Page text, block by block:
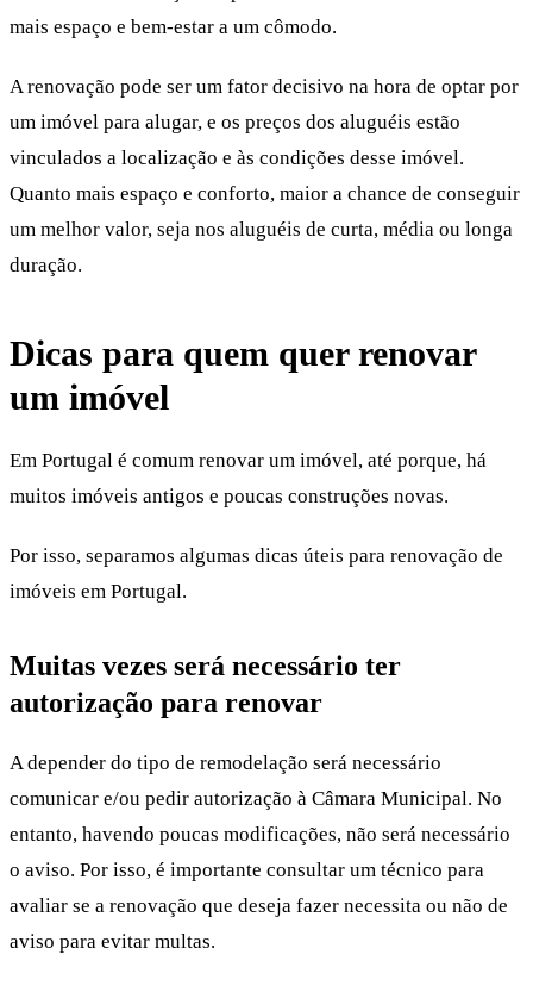
mais espaço e bem-estar a um cômodo.
A renovação pode ser um fator decisivo na hora de optar por
um imóvel para alugar, e os preços dos aluguéis estão
vinculados a localização e às condições desse imóvel.
Quanto mais espaço e conforto, maior a chance de conseguir
um melhor valor, seja nos aluguéis de curta, média ou longa
duração.
Dicas para quem quer renovar
um imóvel
Em Portugal é comum renovar um imóvel, até porque, há
muitos imóveis antigos e poucas construções novas.
Por isso, separamos algumas dicas úteis para renovação de
imóveis em Portugal.
Muitas vezes será necessário ter
autorização para renovar
A depender do tipo de remodelação será necessário
comunicar e/ou pedir autorização à Câmara Municipal. No
entanto, havendo poucas modificações, não será necessário
o aviso. Por isso, é importante consultar um técnico para
avaliar se a renovação que deseja fazer necessita ou não de
aviso para evitar multas.